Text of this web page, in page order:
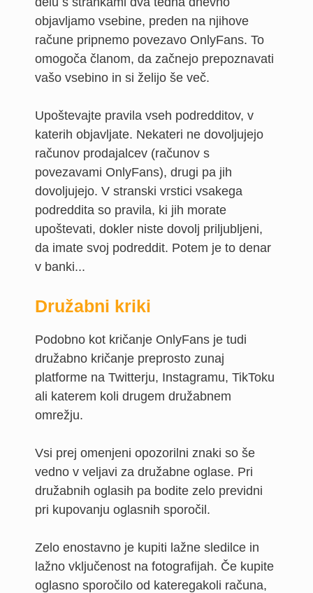
objavljamo vsebine, preden na njihove
račune pripnemo povezavo OnlyFans. To
omogoča članom, da začnejo prepoznavati
vašo vsebino in si želijo še več.
Upoštevajte pravila vseh podredditov, v
katerih objavljate. Nekateri ne dovoljujejo
računov prodajalcev (računov s
povezavami OnlyFans), drugi pa jih
dovoljujejo. V stranski vrstici vsakega
podreddita so pravila, ki jih morate
upoštevati, dokler niste dovolj priljubljeni,
da imate svoj podreddit. Potem je to denar
v banki...
Družabni kriki
Podobno kot kričanje OnlyFans je tudi
družabno kričanje preprosto zunaj
platforme na Twitterju, Instagramu, TikToku
ali katerem koli drugem družabnem
omrežju.
Vsi prej omenjeni opozorilni znaki so še
vedno v veljavi za družabne oglase. Pri
družabnih oglasih pa bodite zelo previdni
pri kupovanju oglasnih sporočil.
Zelo enostavno je kupiti lažne sledilce in
lažno vključenost na fotografijah. Če kupite
oglasno sporočilo od kateregakoli računa,